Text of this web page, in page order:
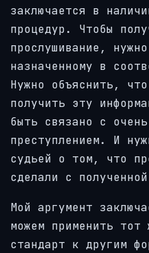
заключается в
процедур. Чтобы
прослушивание,
назначенному в
Нужно объяснить,
получить эту
быть связано с
преступлением. И
судьей о том, что
сделали с
Мой аргумент
можем применить тот
стандарт к другим